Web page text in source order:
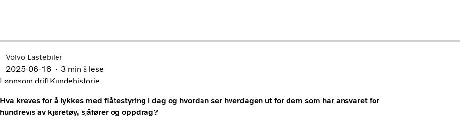
Volvo Lastebiler
2025-06-18
3 min å lese
Lønnsom driftKundehistorie
Hva kreves for å lykkes med flåtestyring i dag og hvordan ser hverdagen ut for dem som har ansvaret for
hundrevis av kjøretøy, sjåfører og oppdrag?